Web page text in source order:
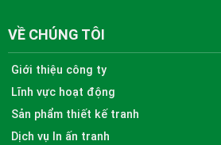
VỀ CHÚNG TÔI
Giới thiệu công ty
Lĩnh vực hoạt động
Sản phẩm thiết kế tranh
Dịch vụ In ấn tranh